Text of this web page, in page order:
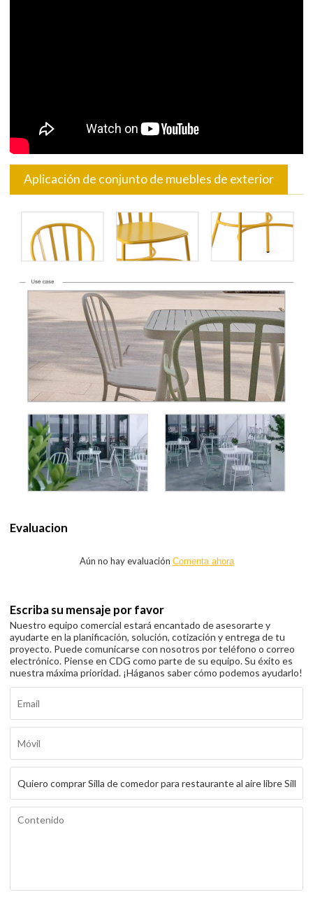
Aplicación de conjunto de muebles de exterior
Evaluacion
Aún no hay evaluación Comenta ahora
Escriba su mensaje por favor
Nuestro equipo comercial estará encantado de asesorarte y
ayudarte en la planificación, solución, cotización y entrega de tu
proyecto. Puede comunicarse con nosotros por teléfono o correo
electrónico. Piense en CDG como parte de su equipo. Su éxito es
nuestra máxima prioridad. ¡Háganos saber cómo podemos ayudarlo!